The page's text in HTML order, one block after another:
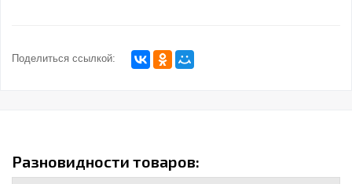
Поделиться ссылкой:
Разновидности товаров: